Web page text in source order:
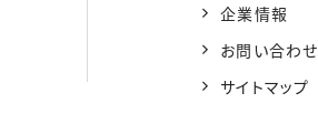
企業情報
お問い合わせ
サイトマップ